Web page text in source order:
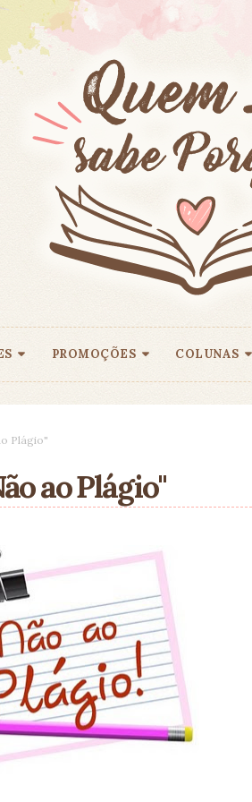
PROMOÇÕES COLUNAS
Plágio"
ao Plágio"